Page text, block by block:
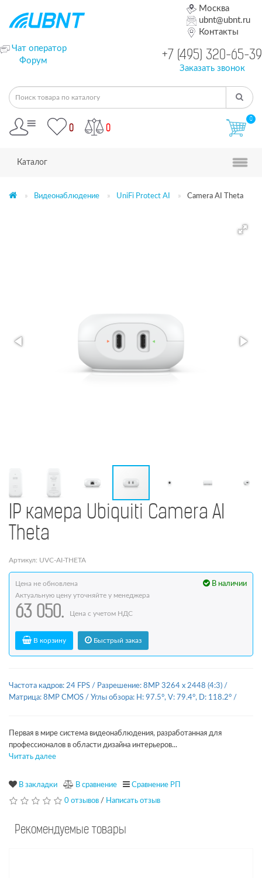
Москва
ubnt@ubnt.ru
Контакты
Чат оператор
Форум
+7 (495) 320-65-39
Заказать звонок
0 0
0
Каталог
Видеонаблюдение UniFi Protect AI Camera AI Theta
IP камера Ubiquiti Camera AI
Theta
Артикул: UVC-AI-THETA
В наличии
Цена не обновлена
Актуальную цену уточняйте у менеджера
63 050. Цена с учетом НДС
В корзину Быстрый заказ
Частота кадров: 24 FPS / Разрешение: 8MP 3264 x 2448 (4:3) /
Матрица: 8MP CMOS / Углы обзора: H: 97.5°, V: 79.4°, D: 118.2° /
Первая в мире система видеонаблюдения, разработанная для
профессионалов в области дизайна интерьеров...
Читать далее
В закладки В сравнение Сравнение РП
0 отзывов / Написать отзыв
Рекомендуемые товары